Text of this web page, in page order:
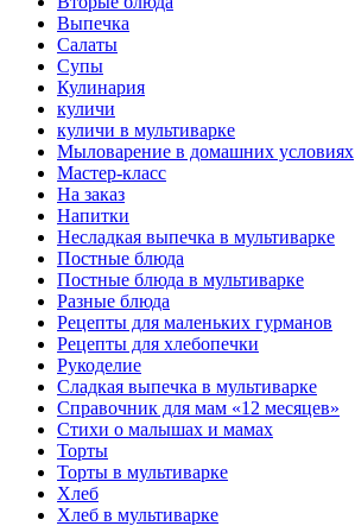
Выпечка
Салаты
Супы
Кулинария
куличи
куличи в мультиварке
Мыловарение в домашних условиях
Мастер-класс
На заказ
Напитки
Несладкая выпечка в мультиварке
Постные блюда
Постные блюда в мультиварке
Разные блюда
Рецепты для маленьких гурманов
Рецепты для хлебопечки
Рукоделие
Сладкая выпечка в мультиварке
Справочник для мам «12 месяцев»
Стихи о малышах и мамах
Торты
Торты в мультиварке
Хлеб
Хлеб в мультиварке